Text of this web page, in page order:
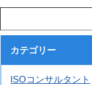
カテゴリー
ISOコンサルタント